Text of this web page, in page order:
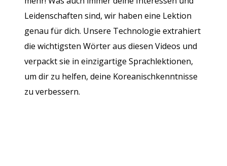
Leidenschaften sind, wir haben eine Lektion
genau für dich. Unsere Technologie extrahiert
die wichtigsten Wörter aus diesen Videos und
verpackt sie in einzigartige Sprachlektionen,
um dir zu helfen, deine Koreanischkenntnisse
zu verbessern.